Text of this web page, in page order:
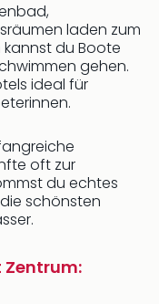
laden zum
kannst du Boote
gehen.
ideal für
oft zur
du echtes
schönsten
Zentrum: